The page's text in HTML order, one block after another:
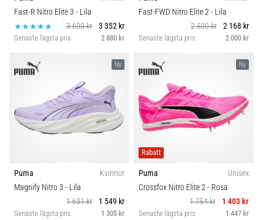
Hur
utförs
det
var
används
6. 8. 2026
Löparknä:
Orsaker,
och
Kategori
Komfort och dämpning
Carbon
Fast-R Nitro Elite 3 - Lila
3 600 kr
3 352 kr
Senaste lägsta pris 2 880 kr
Fast-FWD Nitro Elite 2- Lila
2 500 kr
2 168 kr
Senaste lägsta pris 2 000 kr
Ny
Puma
Kvinnor
Magnify Nitro 3 - Lila
1 631 kr
1 549 kr
Senaste lägsta pris 1 305 kr
Ny
Rabatt
Puma
Unisex
Crossfox Nitro Elite 2- Rosa
1 754 kr
1 403 kr
Senaste lägsta pris 1 447 kr